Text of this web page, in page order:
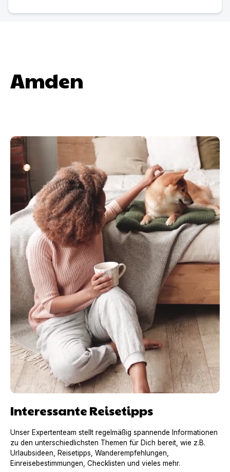
Amden
Interessante Reisetipps
Unser Expertenteam stellt regelmäßig spannende Informationen
zu den unterschiedlichsten Themen für Dich bereit, wie z.B.
Urlaubsideen, Reisetipps, Wanderempfehlungen,
Einreisebestimmungen, Checklisten und vieles mehr.